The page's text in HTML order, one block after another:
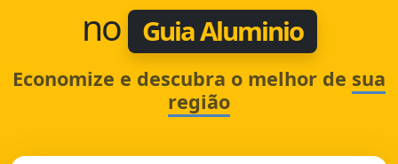
no
Guia Aluminio
Economize e descubra o melhor de sua
região